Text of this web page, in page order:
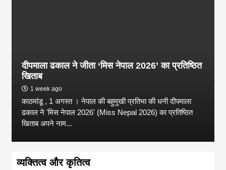
दीपमाला ढकाल ने जीता ‘मिस नेपाल 2026’ का प्रतिष्ठित
खिताब
1 week ago
काठमांडू , 1 अगस्त । नेपाल की बहुमुखी प्रतिभा की धनी दीपमाला
ढकाल ने 'मिस नेपाल 2026' (Miss Nepal 2026) का प्रतिष्ठित
खिताब अपने नाम...
व्यक्तित्व और कृतित्व